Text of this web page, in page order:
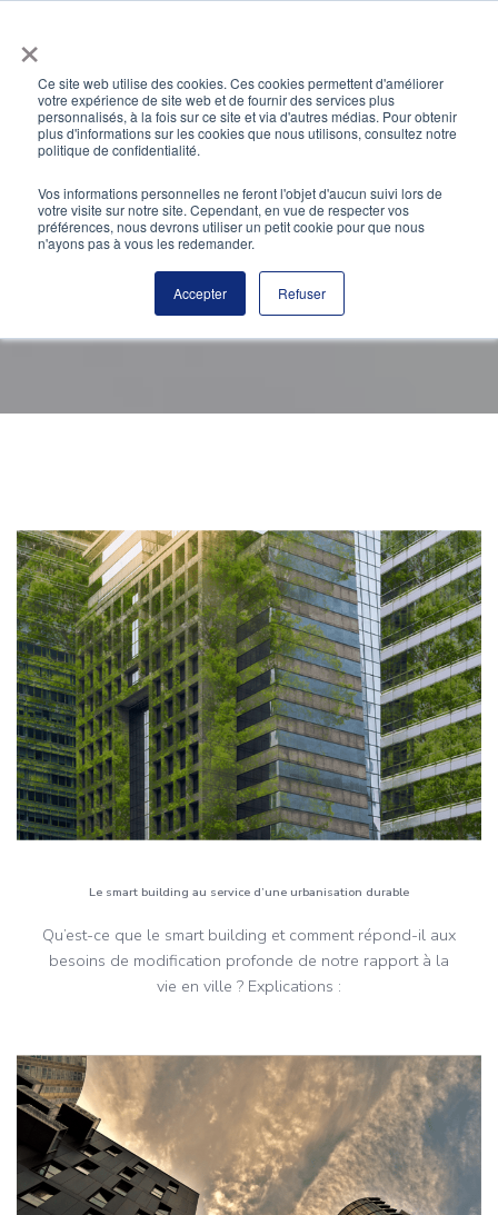
×
Ce site web utilise des cookies. Ces cookies permettent d'améliorer
votre expérience de site web et de fournir des services plus
personnalisés, à la fois sur ce site et via d'autres médias. Pour obtenir
plus d'informations sur les cookies que nous utilisons, consultez notre
politique de confidentialité.
Vos informations personnelles ne feront l'objet d'aucun suivi lors de
votre visite sur notre site. Cependant, en vue de respecter vos
préférences, nous devrons utiliser un petit cookie pour que nous
n'ayons pas à vous les redemander.
Accepter Refuser
Découvrez nos articles !
Le smart building au service d’une urbanisation durable
Qu’est-ce que le smart building et comment répond-il aux
besoins de modification profonde de notre rapport à la
vie en ville ? Explications :